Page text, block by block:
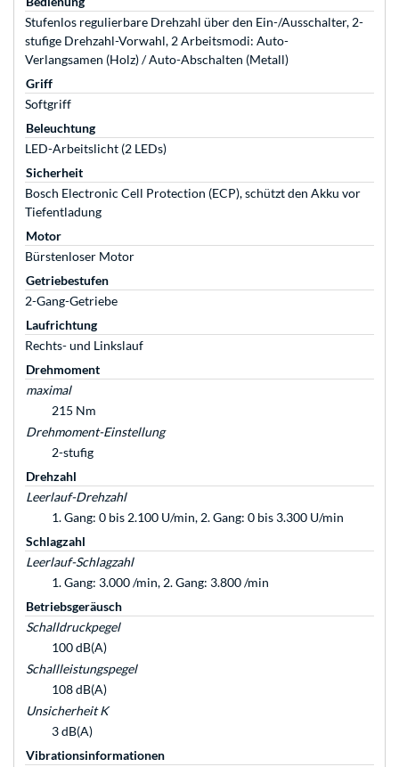
Stufenlos regulierbare Drehzahl über den Ein-/Ausschalter, 2-
stufige Drehzahl-Vorwahl, 2 Arbeitsmodi: Auto-
Verlangsamen (Holz) / Auto-Abschalten (Metall)
Griff
Softgriff
Beleuchtung
LED-Arbeitslicht (2 LEDs)
Sicherheit
Bosch Electronic Cell Protection (ECP), schützt den Akku vor
Tiefentladung
Motor
Bürstenloser Motor
Getriebestufen
2-Gang-Getriebe
Laufrichtung
Rechts- und Linkslauf
Drehmoment
maximal
215 Nm
Drehmoment-Einstellung
2-stufig
Drehzahl
Leerlauf-Drehzahl
1. Gang: 0 bis 2.100 U/min, 2. Gang: 0 bis 3.300 U/min
Schlagzahl
Leerlauf-Schlagzahl
1. Gang: 3.000 /min, 2. Gang: 3.800 /min
Betriebsgeräusch
Schalldruckpegel
100 dB(A)
Schallleistungspegel
108 dB(A)
Unsicherheit K
3 dB(A)
Vibrationsinformationen